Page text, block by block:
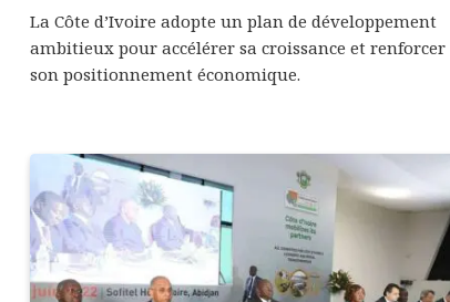
La Côte d’Ivoire adopte un plan de développement
ambitieux pour accélérer sa croissance et renforcer
son positionnement économique.